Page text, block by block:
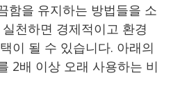
함을 유지하는 방법들을 소
천하면 경제적이고 환경
이 될 수 있습니다. 아래의
2배 이상 오래 사용하는 비